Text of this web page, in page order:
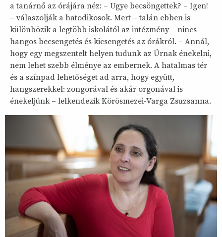
a tanárnő az órájára néz: – Ugye becsöngettek? – Igen!
– válaszolják a hatodikosok. Mert – talán ebben is
különbözik a legtöbb iskolától az intézmény – nincs
hangos becsengetés és kicsengetés az órákról. – Annál,
hogy egy megszentelt helyen tudunk az Úrnak énekelni,
nem lehet szebb élménye az embernek. A hatalmas tér
és a színpad lehetőséget ad arra, hogy együtt,
hangszerekkel: zongorával és akár orgonával is
énekeljünk – lelkendezik Körösmezei-Varga Zsuzsanna.